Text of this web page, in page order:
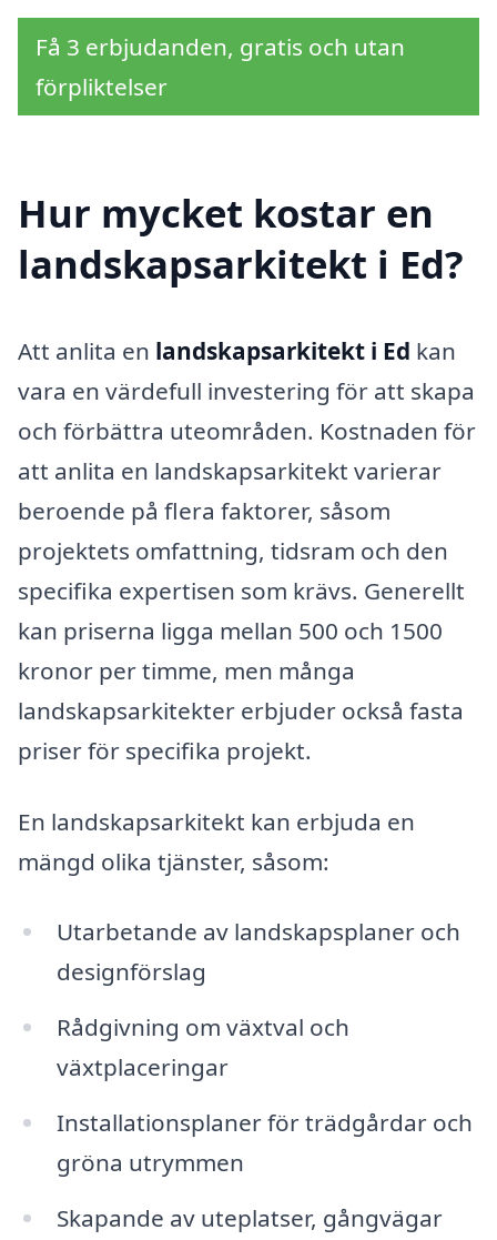
Få 3 erbjudanden, gratis och utan
förpliktelser
Hur mycket kostar en
landskapsarkitekt i Ed?
Att anlita en landskapsarkitekt i Ed kan
vara en värdefull investering för att skapa
och förbättra uteområden. Kostnaden för
att anlita en landskapsarkitekt varierar
beroende på flera faktorer, såsom
projektets omfattning, tidsram och den
specifika expertisen som krävs. Generellt
kan priserna ligga mellan 500 och 1500
kronor per timme, men många
landskapsarkitekter erbjuder också fasta
priser för specifika projekt.
En landskapsarkitekt kan erbjuda en
mängd olika tjänster, såsom:
Utarbetande av landskapsplaner och
designförslag
Rådgivning om växtval och
växtplaceringar
Installationsplaner för trädgårdar och
gröna utrymmen
Skapande av uteplatser, gångvägar